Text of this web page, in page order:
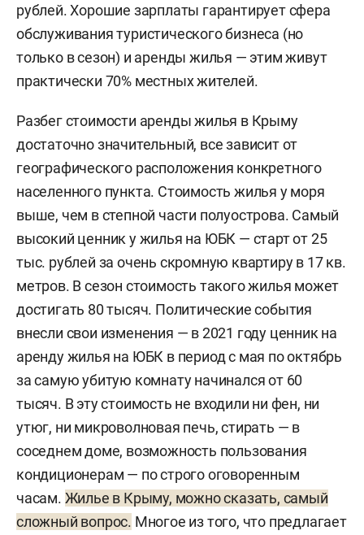
рублей. Хорошие зарплаты гарантирует сфера
обслуживания туристического бизнеса (но
только в сезон) и аренды жилья — этим живут
практически 70% местных жителей.
Разбег стоимости аренды жилья в Крыму
достаточно значительный, все зависит от
географического расположения конкретного
населенного пункта. Стоимость жилья у моря
выше, чем в степной части полуострова. Самый
высокий ценник у жилья на ЮБК — старт от 25
тыс. рублей за очень скромную квартиру в 17 кв.
метров. В сезон стоимость такого жилья может
достигать 80 тысяч. Политические события
внесли свои изменения — в 2021 году ценник на
аренду жилья на ЮБК в период с мая по октябрь
за самую убитую комнату начинался от 60
тысяч. В эту стоимость не входили ни фен, ни
утюг, ни микроволновая печь, стирать — в
соседнем доме, возможность пользования
кондиционерам — по строго оговоренным
часам. Жилье в Крыму, можно сказать, самый
сложный вопрос. Многое из того, что предлагает